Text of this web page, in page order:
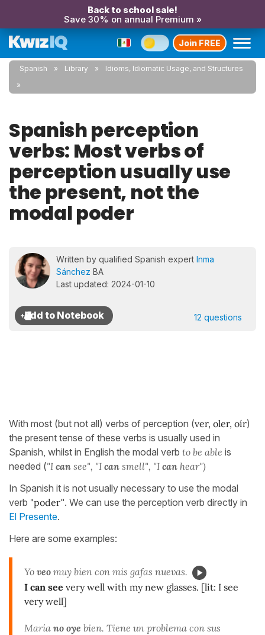
Back to school sale!
Save 30% on annual Premium »
Join FREE
Spanish Library Idioms, Idiomatic Usage, and Structures
Spanish perception
verbs: Most verbs of
perception usually use
the present, not the
modal poder
Written by qualified Spanish expert Inma
Sánchez BA
Last updated: 2024-01-10
12 questions
With most (but not all) verbs of perception (ver, oler, oír)
the present tense of these verbs is usually used in
Spanish, whilst in English the modal verb to be able is
needed ("I can see", "I can smell", "I can hear")
In Spanish it is not usually necessary to use the modal
verb "poder". We can use the perception verb directly in
El Presente.
Here are some examples:
Yo veo muy bien con mis gafas nuevas.
I can see very well with my new glasses. [lit: I see
very well]
María no oye bien. Tiene un problema con sus